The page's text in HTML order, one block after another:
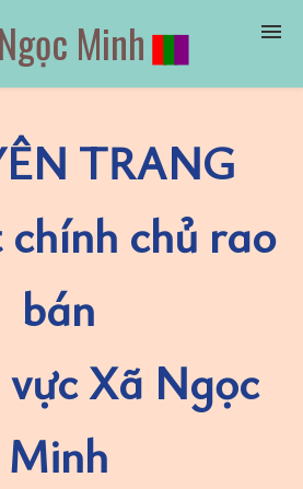
Minh▮▮▮
TRANG
chủ rao
bán
Xã Ngọc
Minh